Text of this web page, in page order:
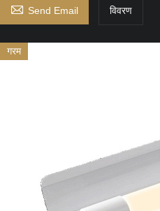
 Send Email विवरण
गरम